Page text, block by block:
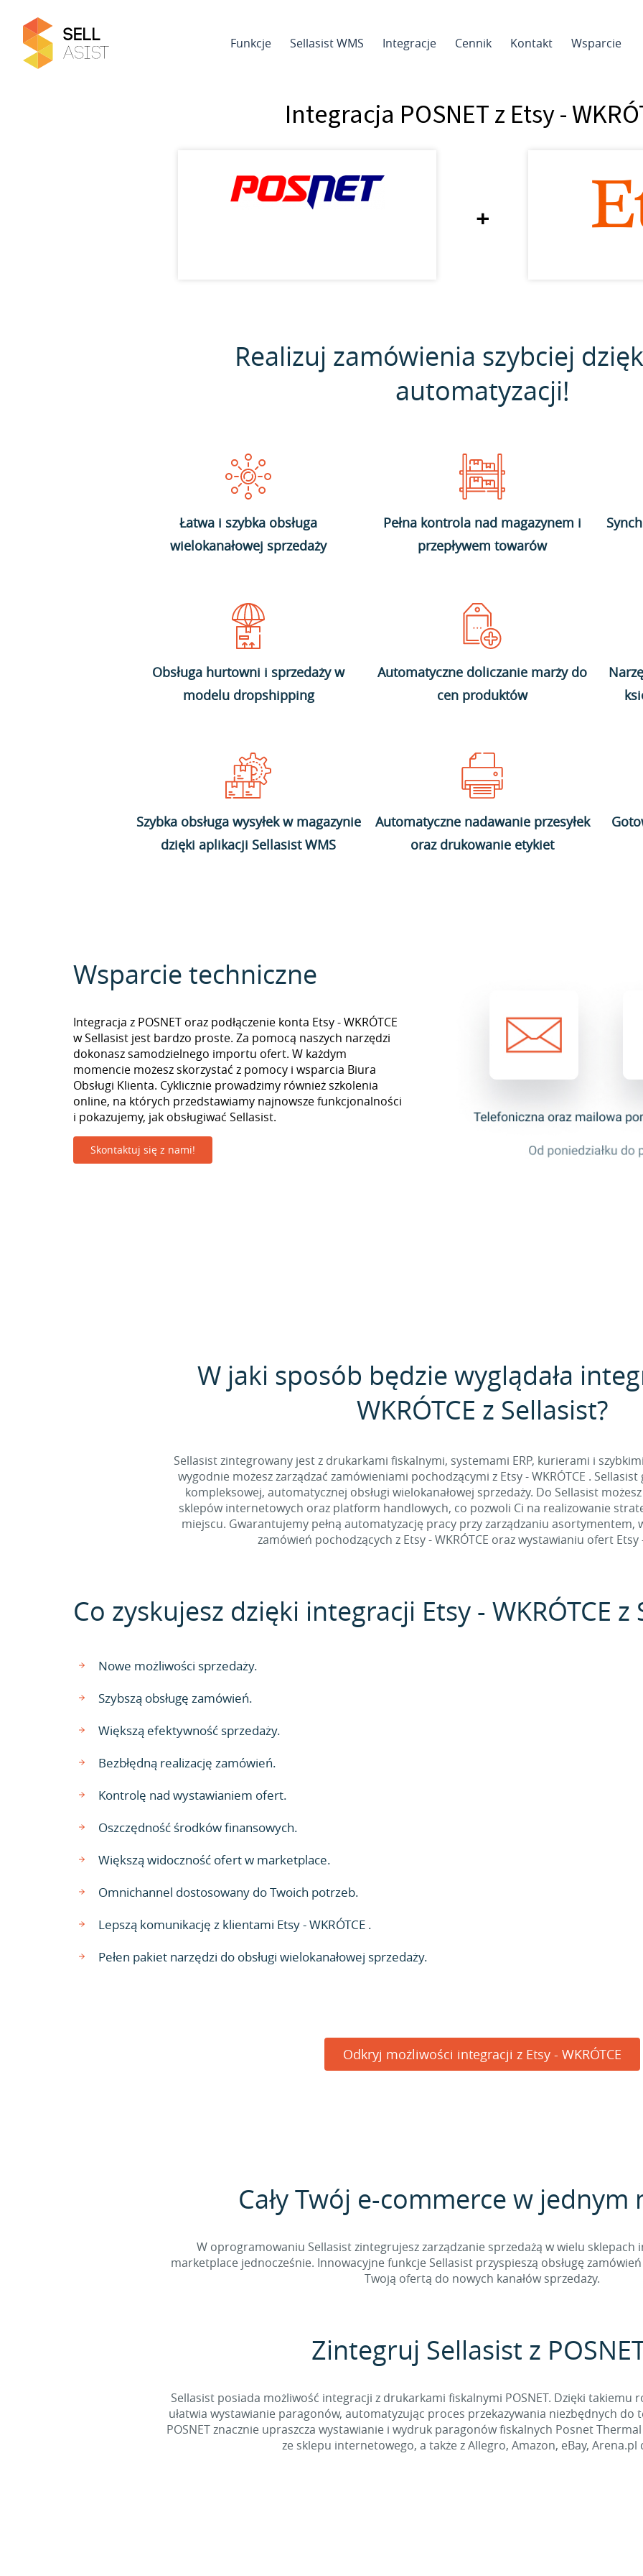
Funkcje Sellasist WMS Integracje Cennik Kontakt Wsparcie
Integracja POSNET z Etsy -
+
Realizuj zamówienia szybciej
automatyzacji!
Łatwa i szybka obsługa
wielokanałowej sprzedaży
Pełna kontrola nad magazynem i
przepływem towarów
Obsługa hurtowni i sprzedaży w
modelu dropshipping
Automatyczne doliczanie marży do
cen produktów
Szybka obsługa wysyłek w magazynie
dzięki aplikacji Sellasist WMS
Automatyczne nadawanie przesyłek
oraz drukowanie etykiet
Wsparcie techniczne
Integracja z POSNET oraz podłączenie konta Etsy - WKRÓTCE
w Sellasist jest bardzo proste. Za pomocą naszych narzędzi
dokonasz samodzielnego importu ofert. W każdym
momencie możesz skorzystać z pomocy i wsparcia Biura
Obsługi Klienta. Cyklicznie prowadzimy również szkolenia
online, na których przedstawiamy najnowsze funkcjonalności
i pokazujemy, jak obsługiwać Sellasist.
Skontaktuj się z nami!
W jaki sposób będzie wyglądała
WKRÓTCE z Sellasist?
Sellasist zintegrowany jest z drukarkami fiskalnymi, systemami ERP, kurierami i
wygodnie możesz zarządzać zamówieniami pochodzącymi z Etsy - WKRÓTCE .
kompleksowej, automatycznej obsługi wielokanałowej sprzedaży. Do Sellasist
sklepów internetowych oraz platform handlowych, co pozwoli Ci na realizowanie
miejscu. Gwarantujemy pełną automatyzację pracy przy zarządzaniu asortymentem,
zamówień pochodzących z Etsy - WKRÓTCE oraz wystawianiu ofert Etsy -
Co zyskujesz dzięki integracji Etsy - WKRÓTCE z
Nowe możliwości sprzedaży.
Szybszą obsługę zamówień.
Większą efektywność sprzedaży.
Bezbłędną realizację zamówień.
Kontrolę nad wystawianiem ofert.
Oszczędność środków finansowych.
Większą widoczność ofert w marketplace.
Omnichannel dostosowany do Twoich potrzeb.
Lepszą komunikację z klientami Etsy - WKRÓTCE .
Pełen pakiet narzędzi do obsługi wielokanałowej sprzedaży.
Odkryj możliwości integracji z Etsy - WKRÓTCE
Cały Twój e-commerce w jednym
W oprogramowaniu Sellasist zintegrujesz zarządzanie sprzedażą w wielu
marketplace jednocześnie. Innowacyjne funkcje Sellasist przyspieszą obsługę
Twoją ofertą do nowych kanałów sprzedaży.
Zintegruj Sellasist z
Sellasist posiada możliwość integracji z drukarkami fiskalnymi POSNET. Dzięki takiemu
ułatwia wystawianie paragonów, automatyzując proces przekazywania niezbędnych do
POSNET znacznie upraszcza wystawianie i wydruk paragonów fiskalnych Posnet
ze sklepu internetowego, a także z Allegro, Amazon, eBay, Arena.pl